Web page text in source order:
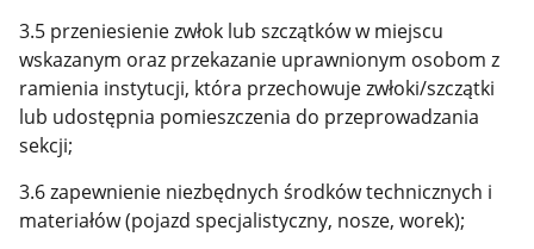
3.5 przeniesienie zwłok lub szczątków w miejscu
wskazanym oraz przekazanie uprawnionym osobom z
ramienia instytucji, która przechowuje zwłoki/szczątki
lub udostępnia pomieszczenia do przeprowadzania
sekcji;
3.6 zapewnienie niezbędnych środków technicznych i
materiałów (pojazd specjalistyczny, nosze, worek);